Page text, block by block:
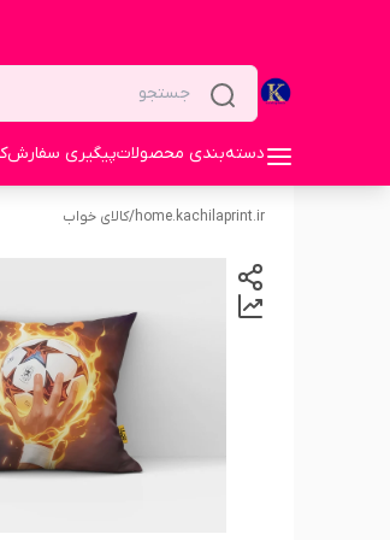
دسته‌بندی محصولاتپیگیری سفارش
home.kachilaprint.ir
/کالای خواب